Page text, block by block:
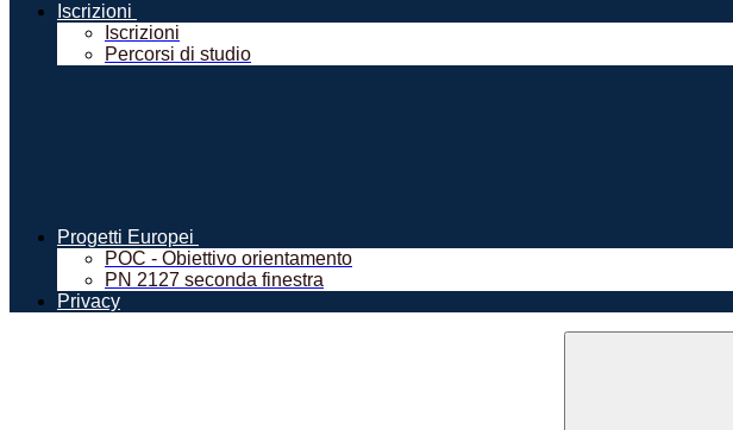
Iscrizioni
Iscrizioni
Percorsi di studio
Progetti Europei
POC - Obiettivo orientamento
PN 2127 seconda finestra
Privacy